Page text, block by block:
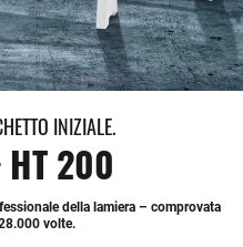
INIZIALE.
HT 200
della lamiera – comprovata
volte.